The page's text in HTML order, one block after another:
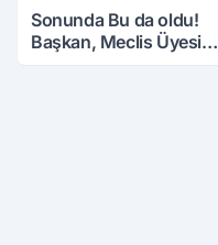
Sonunda Bu da oldu!
Başkan, Meclis Üyesini